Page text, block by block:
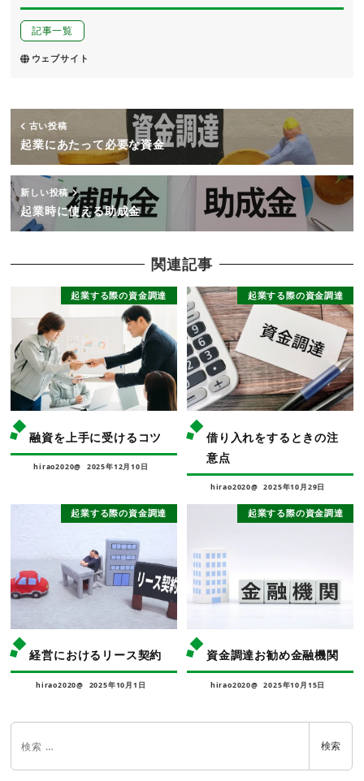
記事一覧
ウェブサイト
古い投稿
起業にあたって必要な資金
新しい投稿
起業時に使える助成金
関連記事
起業する際の資金調達
融資を上手に受けるコツ
hirao2020@ 2025年12月10日
起業する際の資金調達
借り入れをするときの注
意点
hirao2020@ 2025年10月29日
起業する際の資金調達
経営におけるリース契約
hirao2020@ 2025年10月1日
起業する際の資金調達
資金調達お勧め金融機関
hirao2020@ 2025年10月15日
検索